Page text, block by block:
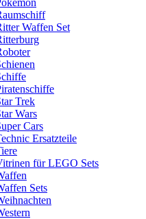
Waffen Set
Trek
Wars
Cars
Ersatzteile
für LEGO Sets
Sets